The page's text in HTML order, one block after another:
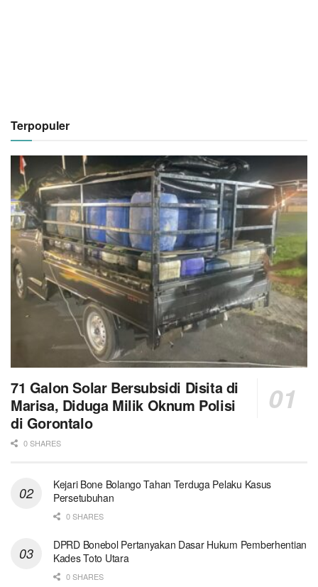
Terpopuler
71 Galon Solar Bersubsidi Disita di
Marisa, Diduga Milik Oknum Polisi
di Gorontalo
0 SHARES
Kejari Bone Bolango Tahan Terduga Pelaku Kasus
Persetubuhan
0 SHARES
DPRD Bonebol Pertanyakan Dasar Hukum Pemberhentian
Kades Toto Utara
0 SHARES